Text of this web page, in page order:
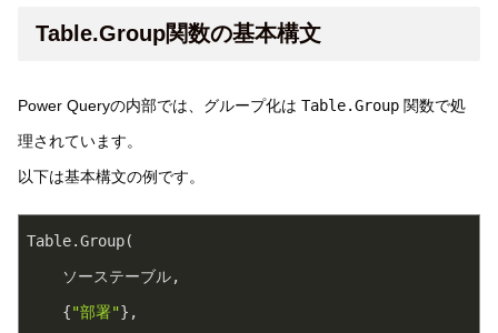
Table.Group関数の基本構文
Power Queryの内部では、グループ化は Table.Group 関数で処
理されています。
以下は基本構文の例です。
Table.Group(
    ソーステーブル,
    {
"部署"},